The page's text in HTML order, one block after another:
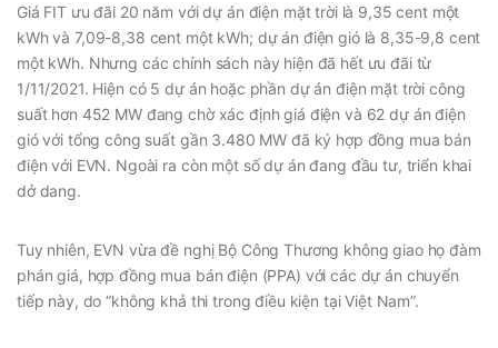
Giá FIT ưu đãi 20 năm với dự án điện mặt trời là 9,35 cent một
kWh và 7,09-8,38 cent một kWh; dự án điện gió là 8,35-9,8 cent
một kWh. Nhưng các chính sách này hiện đã hết ưu đãi từ
1/11/2021. Hiện có 5 dự án hoặc phần dự án điện mặt trời công
suất hơn 452 MW đang chờ xác định giá điện và 62 dự án điện
gió với tổng công suất gần 3.480 MW đã ký hợp đồng mua bán
điện với EVN. Ngoài ra còn một số dự án đang đầu tư, triển khai
dở dang.
Tuy nhiên, EVN vừa đề nghị Bộ Công Thương không giao họ đàm
phán giá, hợp đồng mua bán điện (PPA) với các dự án chuyển
tiếp này, do “không khả thi trong điều kiện tại Việt Nam”.